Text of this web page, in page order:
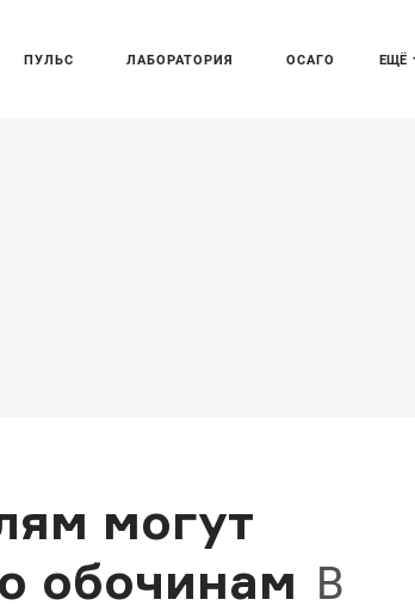
ЕЩЁ
ПУЛЬС ЛАБОРАТОРИЯ ОСАГО
могут
обочинам В